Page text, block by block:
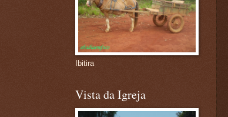
Ibitira
Vista da Igreja